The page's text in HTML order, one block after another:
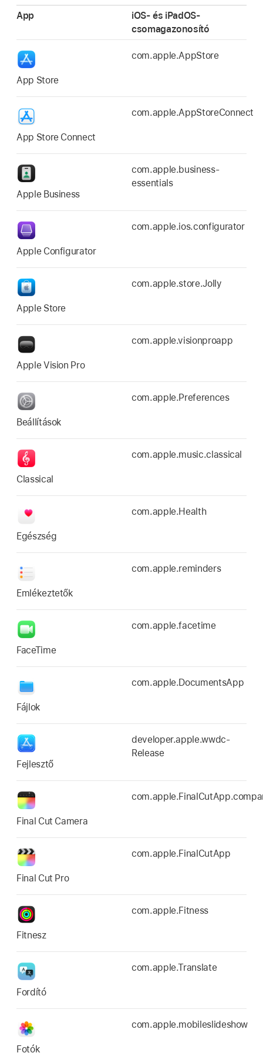
App
iOS- és iPadOS-
csomagazonosító
App Store
com.apple.AppStore
App Store Connect
com.apple.AppStoreConnect
Apple Business
com.apple.business-
essentials
Apple Configurator
com.apple.ios.configurator
Apple Store
com.apple.store.Jolly
Apple Vision Pro
com.apple.visionproapp
Beállítások
com.apple.Preferences
Classical
com.apple.music.classical
Egészség
com.apple.Health
Emlékeztetők
com.apple.reminders
FaceTime
com.apple.facetime
Fájlok
com.apple.DocumentsApp
Fejlesztő
developer.apple.wwdc-
Release
Final Cut Camera
Final Cut Pro
com.apple.FinalCutApp
Fitnesz
com.apple.Fitness
Fordító
com.apple.Translate
Fotók
com.apple.mobileslideshow